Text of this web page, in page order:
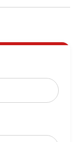
Bangsa, Pajar
Niaga, Pasar